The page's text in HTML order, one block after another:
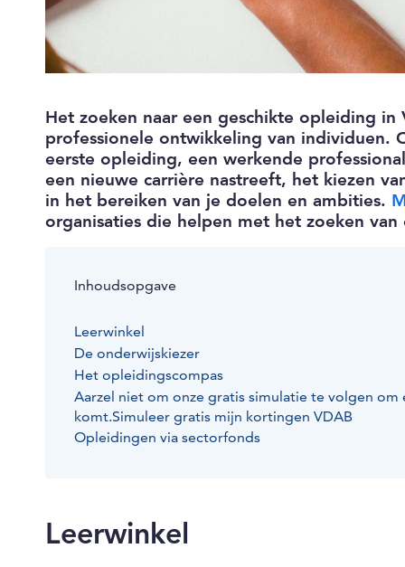
Het zoeken naar een geschikte opleiding
professionele ontwikkeling van individuen.
eerste opleiding, een werkende
een nieuwe carrière nastreeft, het kiezen
in het bereiken van je doelen en ambities.
organisaties die helpen met het zoeken
Inhoudsopgave
Leerwinkel
De onderwijskiezer
Het opleidingscompas
Aarzel niet om onze gratis simulatie te volgen
komt.Simuleer gratis mijn kortingen VDAB
Opleidingen via sectorfonds
Leerwinkel